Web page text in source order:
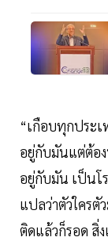
“เกือบทุกประเ
อยู่กับมันแต่ต้อง
อยู่กับมัน เป็นโ
แปลว่าตัวใครตั
ติดแล้วก็รอด สิ่